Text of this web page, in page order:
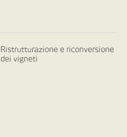
Ristrutturazione e riconversione
dei vigneti